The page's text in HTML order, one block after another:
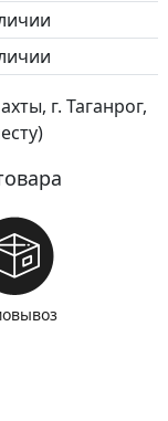
г. Таганрог,